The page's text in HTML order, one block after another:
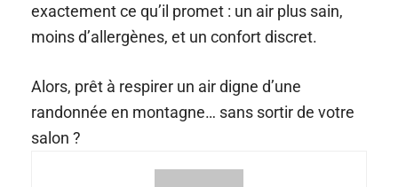
exactement ce qu’il promet : un air plus sain,
moins d’allergènes, et un confort discret.
Alors, prêt à respirer un air digne d’une
randonnée en montagne… sans sortir de votre
salon ?